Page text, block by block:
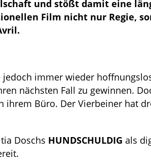
und stößt damit eine
Film nicht nur Regie,
immer wieder
nächsten Fall zu gewinnen.
Büro. Der Vierbeiner hat
Doschs HUNDSCHULDIG als